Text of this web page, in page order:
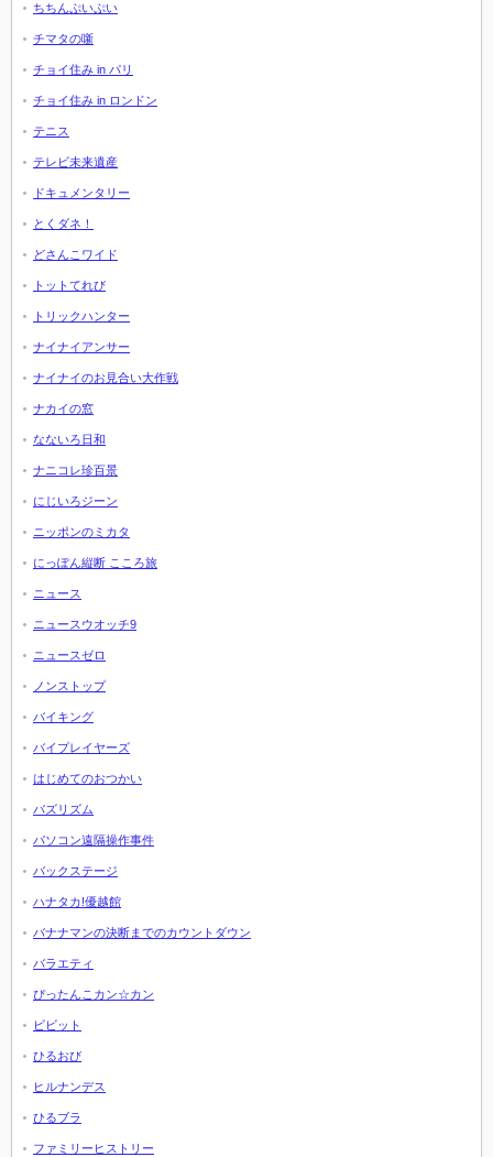
ちちんぷいぷい
チマタの噺
チョイ住み in パリ
チョイ住み in ロンドン
テニス
テレビ未来遺産
ドキュメンタリー
とくダネ！
どさんこワイド
トットてれび
トリックハンター
ナイナイアンサー
ナイナイのお見合い大作戦
ナカイの窓
なないろ日和
ナニコレ珍百景
にじいろジーン
ニッポンのミカタ
にっぽん縦断 こころ旅
ニュース
ニュースウオッチ9
ニュースゼロ
ノンストップ
バイキング
バイプレイヤーズ
はじめてのおつかい
バズリズム
パソコン遠隔操作事件
バックステージ
ハナタカ!優越館
バナナマンの決断までのカウントダウン
バラエティ
ぴったんこカン☆カン
ビビット
ひるおび
ヒルナンデス
ひるブラ
ファミリーヒストリー